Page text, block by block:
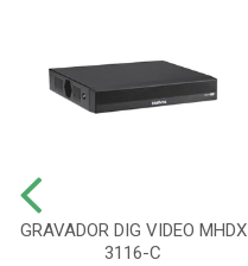
GRAVADOR DIG VIDEO MHDX
3116-C